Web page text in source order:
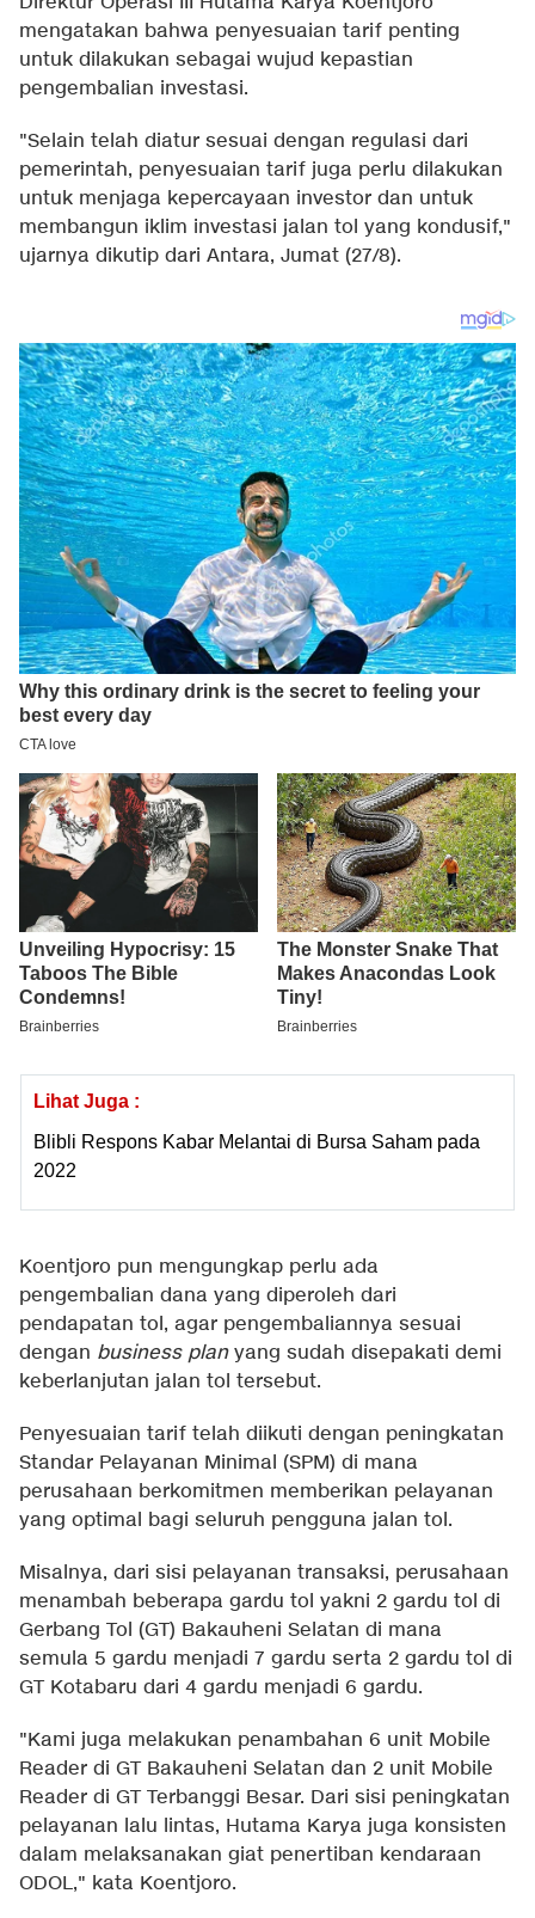
mengatakan bahwa penyesuaian tarif penting
untuk dilakukan sebagai wujud kepastian
pengembalian investasi.
"Selain telah diatur sesuai dengan regulasi dari
pemerintah, penyesuaian tarif juga perlu dilakukan
untuk menjaga kepercayaan investor dan untuk
membangun iklim investasi jalan tol yang kondusif,"
ujarnya dikutip dari Antara, Jumat (27/8).
Lihat Juga :
Blibli Respons Kabar Melantai di Bursa Saham pada
2022
Koentjoro pun mengungkap perlu ada
pengembalian dana yang diperoleh dari
pendapatan tol, agar pengembaliannya sesuai
dengan business planyang sudah disepakati demi
keberlanjutan jalan tol tersebut.
Penyesuaian tarif telah diikuti dengan peningkatan
Standar Pelayanan Minimal (SPM) di mana
perusahaan berkomitmen memberikan pelayanan
yang optimal bagi seluruh pengguna jalan tol.
Misalnya, dari sisi pelayanan transaksi, perusahaan
menambah beberapa gardu tol yakni 2 gardu tol di
Gerbang Tol (GT) Bakauheni Selatan di mana
semula 5 gardu menjadi 7 gardu serta 2 gardu tol di
GT Kotabaru dari 4 gardu menjadi 6 gardu.
"Kami juga melakukan penambahan 6 unit Mobile
Reader di GT Bakauheni Selatan dan 2 unit Mobile
Reader di GT Terbanggi Besar. Dari sisi peningkatan
pelayanan lalu lintas, Hutama Karya juga konsisten
dalam melaksanakan giat penertiban kendaraan
ODOL," kata Koentjoro.